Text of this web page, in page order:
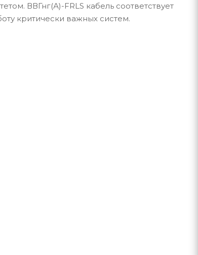
ВВГнг(А)-FRLS кабель соответствует
критически важных систем.